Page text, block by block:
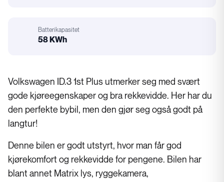
Batterikapasitet
58 KWh
Volkswagen ID.3 1st Plus utmerker seg med svært
gode kjøreegenskaper og bra rekkevidde. Her har du
den perfekte bybil, men den gjør seg også godt på
langtur!
Denne bilen er godt utstyrt, hvor man får god
kjørekomfort og rekkevidde for pengene. Bilen har
blant annet Matrix lys, ryggekamera,